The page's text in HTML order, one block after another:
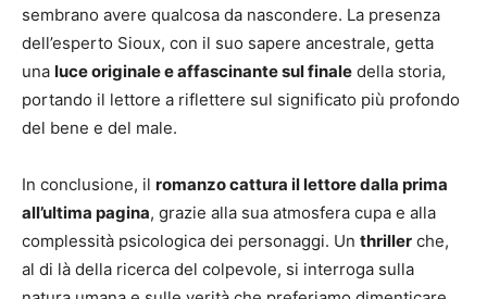
sembrano avere qualcosa da nascondere. La presenza
dell’esperto Sioux, con il suo sapere ancestrale, getta
una luce originale e affascinante sul finale della storia,
portando il lettore a riflettere sul significato più profondo
del bene e del male.
In conclusione, il romanzo cattura il lettore dalla prima
all’ultima pagina, grazie alla sua atmosfera cupa e alla
complessità psicologica dei personaggi. Un thriller che,
al di là della ricerca del colpevole, si interroga sulla